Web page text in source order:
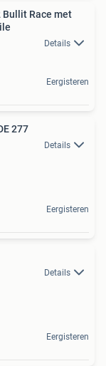
Bullit Race met
Details
Eergisteren
277
Details
Eergisteren
Details
Eergisteren